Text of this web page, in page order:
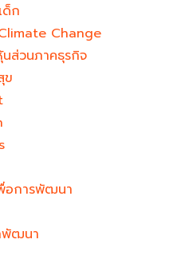
ด็ก
Change
ส่วนภาคธุรกิจ
ข
อการพัฒนา
พัฒนา